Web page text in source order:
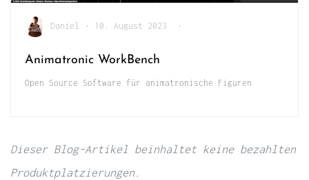
Daniel • 10. August 2023 •
Animatronic WorkBench
Open Source Software für animatronische Figuren
Dieser Blog-Artikel beinhaltet keine bezahlten
Produktplatzierungen.